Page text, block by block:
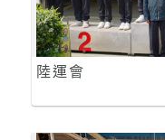
陸運會